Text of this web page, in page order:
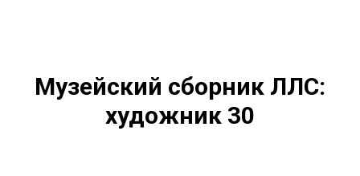
Музейский сборник ЛЛС:
художник 30